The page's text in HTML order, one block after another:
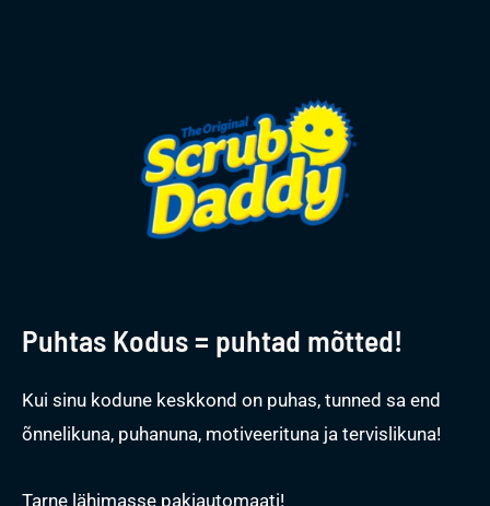
Puhtas Kodus = puhtad mõtted!
Kui sinu kodune keskkond on puhas, tunned sa end
õnnelikuna, puhanuna, motiveerituna ja tervislikuna!
Tarne lähimasse pakiautomaati!